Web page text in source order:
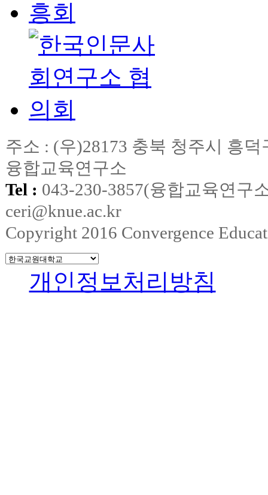
주소 : (우)28173 충북 청주시 흥
융합교육연구소
Tel : 043-230-3857(융합교육연
ceri@knue.ac.kr
Copyright 2016 Convergence
개인정보처리방침